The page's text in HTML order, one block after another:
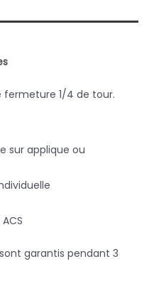
fermeture 1/4 de tour.
sur applique ou
sont garantis pendant 3